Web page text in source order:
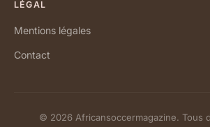
LÉGAL
Mentions légales
Contact
© 2026 Africansoccermagazine. Tous